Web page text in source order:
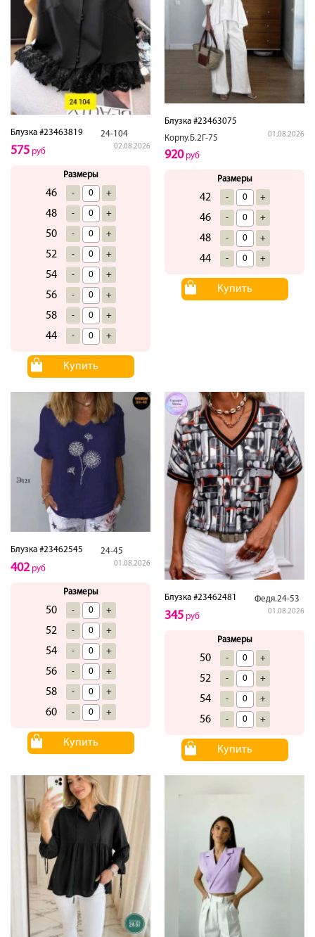
Блузка #23463819 24-104
02.08.2026
575 руб
Размеры
46 - +
48 - +
50 - +
52 - +
54 - +
56 - +
58 - +
44 - +
Купить
Блузка #23463075
Корпу.Б.2Г-75
01.08.2026
920руб
Размеры
42 - +
46 - +
48 - +
44 - +
Купить
Блузка #23462545 24-45
01.08.2026
402руб
Размеры
50 - +
52 - +
54 - +
56 - +
58 - +
60 - +
Купить
Блузка #23462481 Федя.24-53
01.08.2026
345 руб
Размеры
50 - +
52 - +
54 - +
56 - +
Купить